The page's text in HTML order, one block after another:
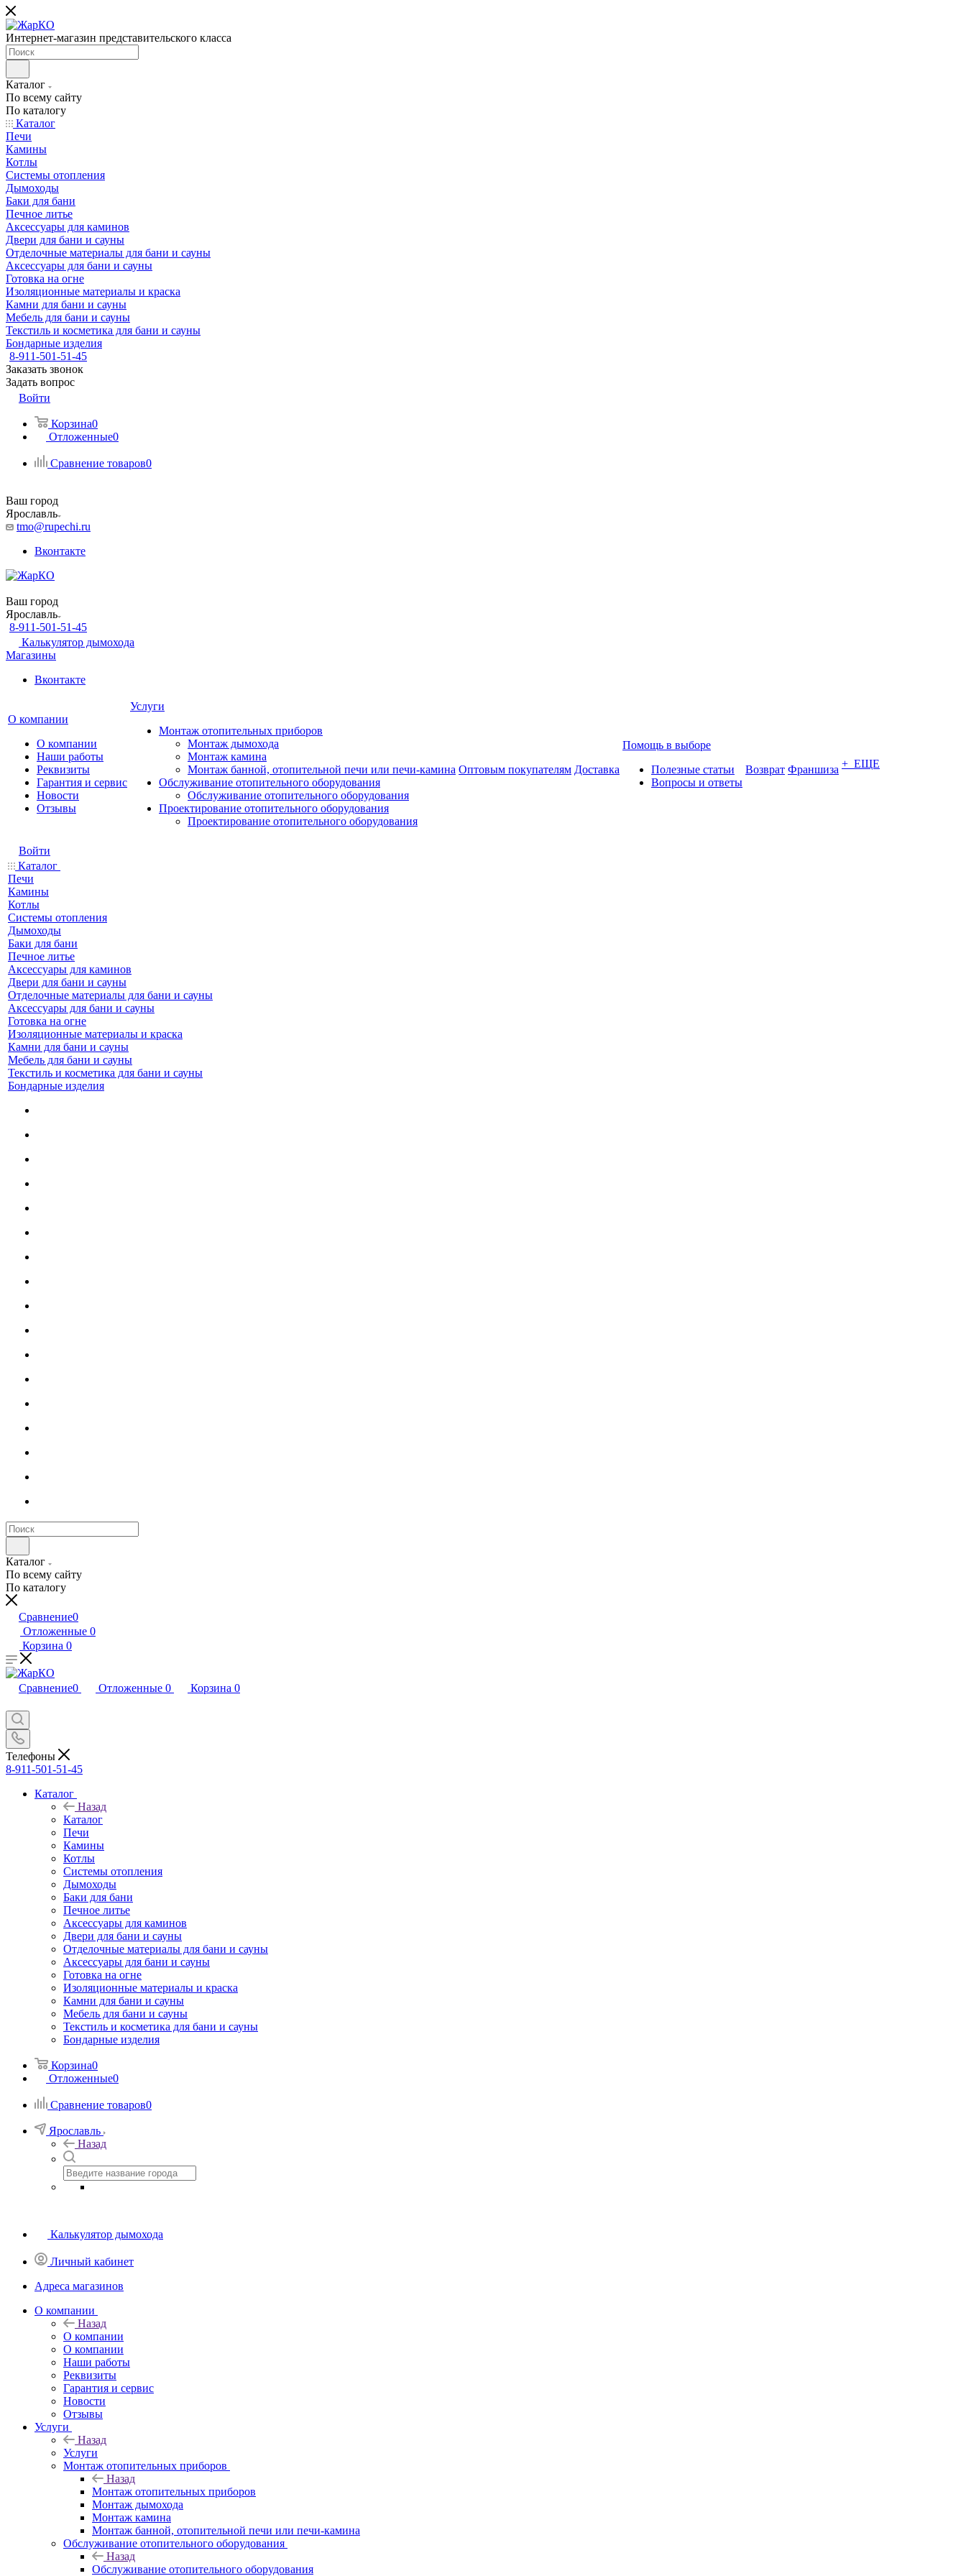
Интернет-магазин представительского класса
Каталог
По всему сайту
По каталогу
Каталог
Печи
Камины
Котлы
Системы отопления
Дымоходы
Баки для бани
Печное литье
Аксессуары для каминов
Двери для бани и сауны
Отделочные материалы для бани и сауны
Аксессуары для бани и сауны
Готовка на огне
Изоляционные материалы и краска
Камни для бани и сауны
Мебель для бани и сауны
Текстиль и косметика для бани и сауны
Бондарные изделия
8-911-501-51-45
Заказать звонок
Задать вопрос
Войти
Корзина0
Отложенные0
Сравнение товаров0
Ваш город
Ярославль
tmo@rupechi.ru
Вконтакте
Ваш город
Ярославль
8-911-501-51-45
Калькулятор дымохода
Магазины
Вконтакте
О компании
О компании
Наши работы
Реквизиты
Гарантия и сервис
Новости
Отзывы
Услуги
Монтаж отопительных приборов
Монтаж дымохода
Монтаж камина
Монтаж банной, отопительной печи или печи-камина
Обслуживание отопительного оборудования
Обслуживание отопительного оборудования
Проектирование отопительного оборудования
Проектирование отопительного оборудования
Оптовым покупателям Доставка
Помощь в выборе
Полезные статьи
Вопросы и ответы
Возврат Франшиза + ЕЩЕ
Войти
Каталог
Печи
Камины
Котлы
Системы отопления
Дымоходы
Баки для бани
Печное литье
Аксессуары для каминов
Двери для бани и сауны
Отделочные материалы для бани и сауны
Аксессуары для бани и сауны
Готовка на огне
Изоляционные материалы и краска
Камни для бани и сауны
Мебель для бани и сауны
Текстиль и косметика для бани и сауны
Бондарные изделия
Каталог
По всему сайту
По каталогу
Сравнение0
Отложенные 0
Корзина 0
Сравнение0 Отложенные 0 Корзина 0
Телефоны
8-911-501-51-45
Каталог
Назад
Каталог
Печи
Камины
Котлы
Системы отопления
Дымоходы
Баки для бани
Печное литье
Аксессуары для каминов
Двери для бани и сауны
Отделочные материалы для бани и сауны
Аксессуары для бани и сауны
Готовка на огне
Изоляционные материалы и краска
Камни для бани и сауны
Мебель для бани и сауны
Текстиль и косметика для бани и сауны
Бондарные изделия
Корзина0
Отложенные0
Сравнение товаров0
Ярославль
Назад
Калькулятор дымохода
Личный кабинет
Адреса магазинов
O компании
Назад
O компании
О компании
Наши работы
Реквизиты
Гарантия и сервис
Новости
Отзывы
Услуги
Назад
Услуги
Монтаж отопительных приборов
Назад
Монтаж отопительных приборов
Монтаж дымохода
Монтаж камина
Монтаж банной, отопительной печи или печи-камина
Обслуживание отопительного оборудования
Назад
Обслуживание отопительного оборудования